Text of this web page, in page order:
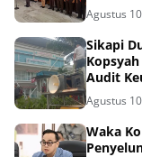
Agustus
Sikapi
Audit
serta
Agustus
Waka